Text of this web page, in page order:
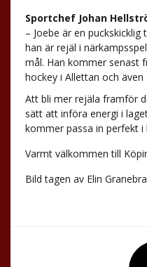
Sportchef Johan
– Joebe är en
han är rejäl i
mål. Han kommer senast
hockey i Allettan och
Att bli mer rejäla framför
sätt att införa energi i
kommer passa in perfekt
Varmt välkommen till
Bild tagen av Elin